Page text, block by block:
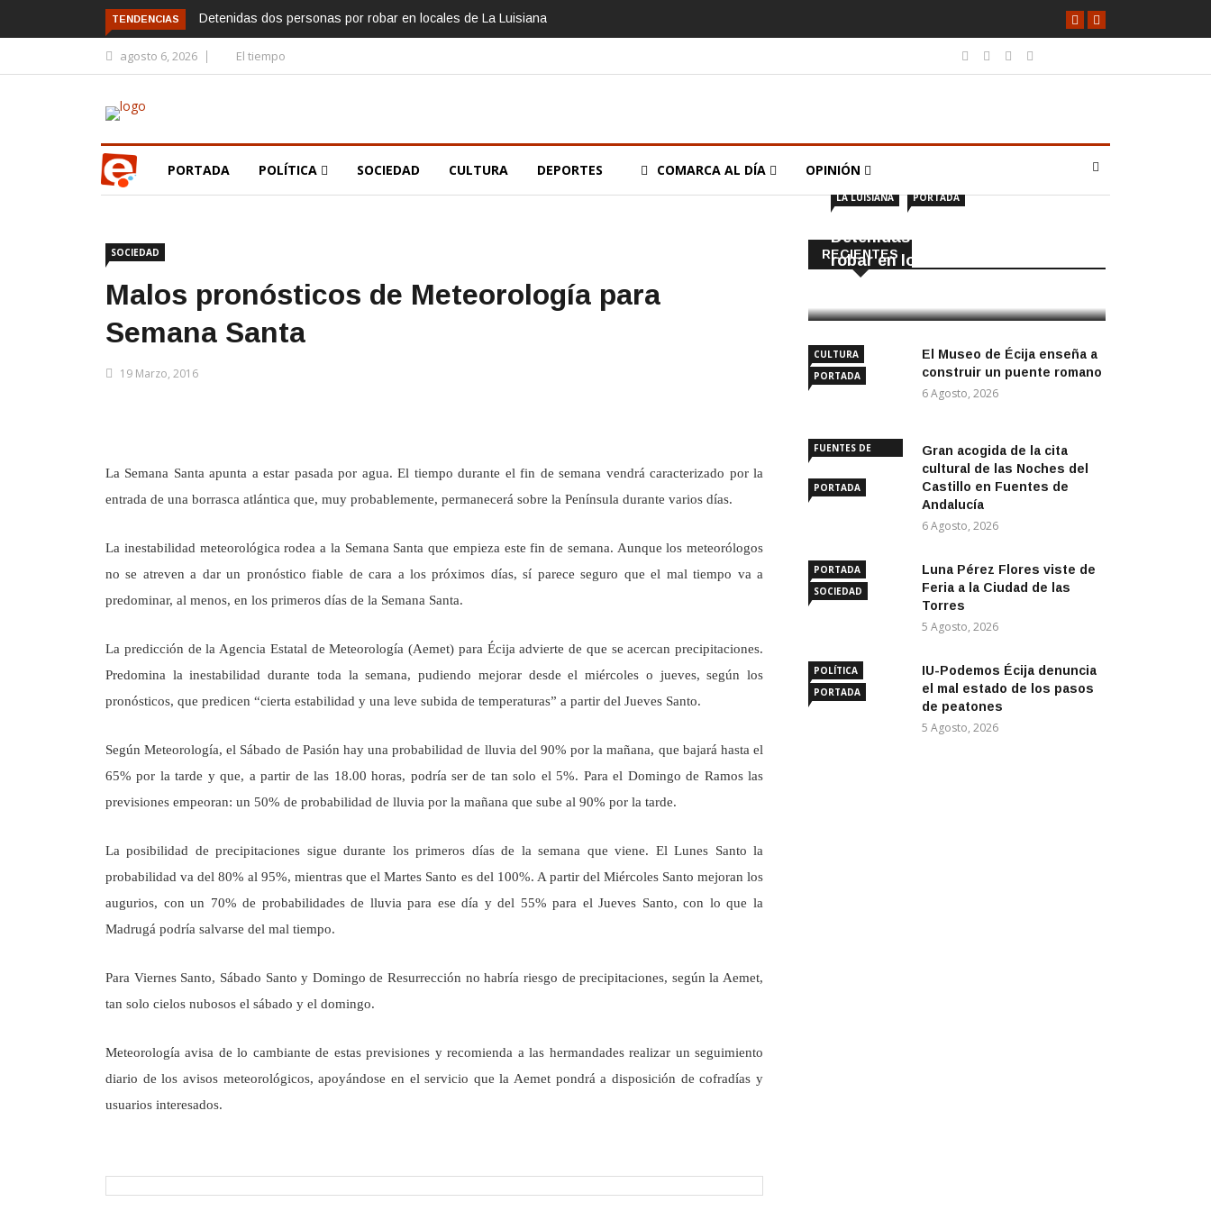
TENDENCIAS Detenidas dos personas por robar en locales de La Luisiana
agosto 6, 2026 El tiempo
PORTADA POLÍTICA SOCIEDAD CULTURA DEPORTES COMARCA AL DÍA OPINIÓN
SOCIEDAD
Malos pronósticos de Meteorología para
Semana Santa
19 Marzo, 2016
La Semana Santa apunta a estar pasada por agua. El tiempo durante el fin de semana vendrá caracterizado por la
entrada de una borrasca atlántica que, muy probablemente, permanecerá sobre la Península durante varios días.
La inestabilidad meteorológica rodea a la Semana Santa que empieza este fin de semana. Aunque los meteorólogos
no se atreven a dar un pronóstico fiable de cara a los próximos días, sí parece seguro que el mal tiempo va a
predominar, al menos, en los primeros días de la Semana Santa.
La predicción de la Agencia Estatal de Meteorología (Aemet) para Écija advierte de que se acercan precipitaciones.
Predomina la inestabilidad durante toda la semana, pudiendo mejorar desde el miércoles o jueves, según los
pronósticos, que predicen “cierta estabilidad y una leve subida de temperaturas” a partir del Jueves Santo.
Según Meteorología, el Sábado de Pasión hay una probabilidad de lluvia del 90% por la mañana, que bajará hasta el
65% por la tarde y que, a partir de las 18.00 horas, podría ser de tan solo el 5%. Para el Domingo de Ramos las
previsiones empeoran: un 50% de probabilidad de lluvia por la mañana que sube al 90% por la tarde.
La posibilidad de precipitaciones sigue durante los primeros días de la semana que viene. El Lunes Santo la
probabilidad va del 80% al 95%, mientras que el Martes Santo es del 100%. A partir del Miércoles Santo mejoran los
augurios, con un 70% de probabilidades de lluvia para ese día y del 55% para el Jueves Santo, con lo que la
Madrugá podría salvarse del mal tiempo.
Para Viernes Santo, Sábado Santo y Domingo de Resurrección no habría riesgo de precipitaciones, según la Aemet,
tan solo cielos nubosos el sábado y el domingo.
Meteorología avisa de lo cambiante de estas previsiones y recomienda a las hermandades realizar un seguimiento
diario de los avisos meteorológicos, apoyándose en el servicio que la Aemet pondrá a disposición de cofradías y
usuarios interesados.
RECIENTES
LA LUISIANA PORTADA
Detenidas dos personas por
robar en locales de La Luisiana
CULTURA
PORTADA
El Museo de Écija enseña a
construir un puente romano
6 Agosto, 2026
FUENTES DE
PORTADA
Gran acogida de la cita
cultural de las Noches del
Castillo en Fuentes de
Andalucía
6 Agosto, 2026
PORTADA
SOCIEDAD
Luna Pérez Flores viste de
Feria a la Ciudad de las
Torres
5 Agosto, 2026
POLÍTICA
PORTADA
IU-Podemos Écija denuncia
el mal estado de los pasos
de peatones
5 Agosto, 2026